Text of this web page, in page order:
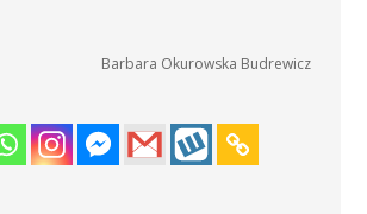
Barbara Okurowska Budrewicz